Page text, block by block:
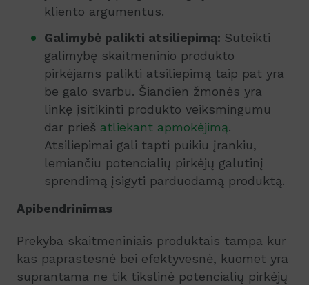
kliento argumentus.
Galimybė palikti atsiliepimą: Suteikti
galimybę skaitmeninio produkto
pirkėjams palikti atsiliepimą taip pat yra
be galo svarbu. Šiandien žmonės yra
linkę įsitikinti produkto veiksmingumu
dar prieš atliekant apmokėjimą.
Atsiliepimai gali tapti puikiu įrankiu,
lemiančiu potencialių pirkėjų galutinį
sprendimą įsigyti parduodamą produktą.
Apibendrinimas
Prekyba skaitmeniniais produktais tampa kur
kas paprastesnė bei efektyvesnė, kuomet yra
suprantama ne tik tikslinė potencialių pirkėjų